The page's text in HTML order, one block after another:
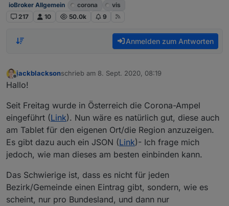
ioBroker Allgemein corona
vis
217
10 50.0k 9
Anmelden zum Antworten
Offline
jackblacksonschrieb am 8. Sept. 2020, 08:19
zuletzt editiert von
Hallo!
Seit Freitag wurde in Österreich die Corona-Ampel
eingeführt (Link). Nun wäre es natürlich gut, diese auch
am Tablet für den eigenen Ort/die Region anzuzeigen.
Es gibt dazu auch ein JSON (Link)- Ich frage mich
jedoch, wie man dieses am besten einbinden kann.
Das Schwierige ist, dass es nicht für jeden
Bezirk/Gemeinde einen Eintrag gibt, sondern, wie es
scheint, nur pro Bundesland, und dann nur